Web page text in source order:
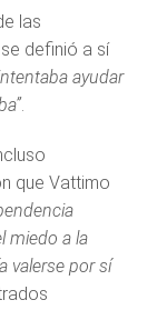
las
definió a sí
ayudar
.
que Vattimo
miedo a la
valerse por sí